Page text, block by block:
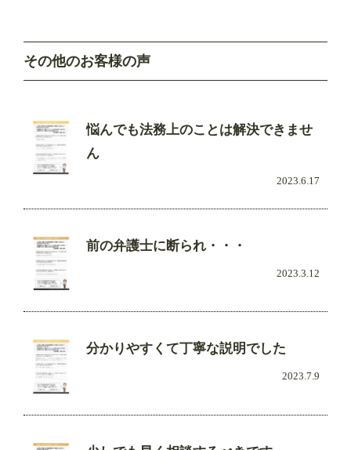
その他のお客様の声
悩んでも法務上のことは解決できませ
ん
2023.6.17
前の弁護士に断られ・・・
2023.3.12
分かりやすくて丁寧な説明でした
2023.7.9